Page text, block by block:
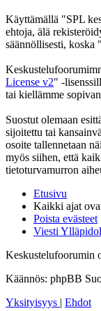
Käyttämällä "SPL
ehtoja, älä
säännöllisesti, koska
License v2" -
tai kiellämme
Suostut olemaan
sijoitettu tai
osoite tallennetaan
myös siihen, että
tietoturvamurron
Etusivu
Kaikki ajat
Poista evästeet
Viesti
Keskustelufoorumin
Käännös: phpBB
Yksityisyys | Ehdot